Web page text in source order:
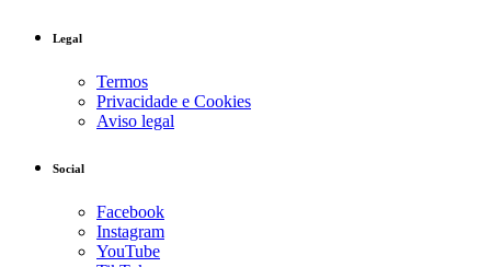
Legal
Termos
Privacidade e Cookies
Aviso legal
Social
Facebook
Instagram
YouTube